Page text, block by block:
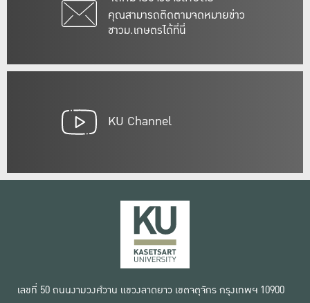
คุณสามารถติดตามจดหมายข่าว
ชาวม.เกษตรได้ที่นี่
KU Channel
เลขที่ 50 ถนนงามวงศ์วาน แขวงลาดยาว เขตจตุจักร กรุงเทพฯ 10900